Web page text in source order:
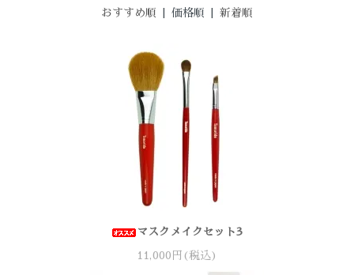
おすすめ順 | 価格順 | 新着順
マスクメイクセット3
11,000円(税込)